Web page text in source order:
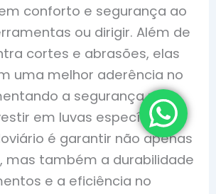
conforto e segurança ao
ou dirigir. Além de
cortes e abrasões, elas
uma melhor aderência no
a segurança nas
em luvas específicas
é garantir não apenas
mas também a durabilidade
e a eficiência no